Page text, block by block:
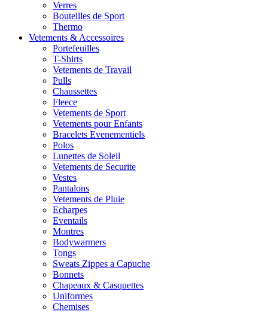
Verres
Bouteilles de Sport
Thermo
Vetements & Accessoires
Portefeuilles
T-Shirts
Vetements de Travail
Pulls
Chaussettes
Fleece
Vetements de Sport
Vetements pour Enfants
Bracelets Evenementiels
Polos
Lunettes de Soleil
Vetements de Securite
Vestes
Pantalons
Vetements de Pluie
Echarpes
Eventails
Montres
Bodywarmers
Tongs
Sweats Zippes a Capuche
Bonnets
Chapeaux & Casquettes
Uniformes
Chemises